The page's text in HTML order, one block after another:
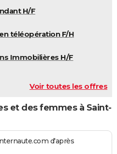
H/F
téléopération F/H
Immobilières H/F
Voir toutes les offres
et des femmes à Saint-
d'après